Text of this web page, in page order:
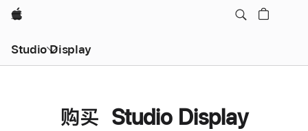
Apple
Studio Display
购买 Studio Display